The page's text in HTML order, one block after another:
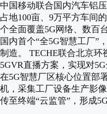
中国移动联合国内汽车铝
占地100亩、9万平方车间
个全面覆盖5G网络、数百
国内首个“全5G智慧工厂”
制造。 TECHE联合北京
5GVR直播方案，实现对
在5G智慧厂区核心位置部
机，采集工厂设备生产影
传至终端“云监管”，形成